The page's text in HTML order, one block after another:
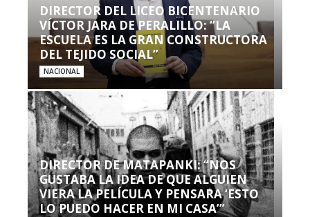
DIRECTOR DEL LICEO BICENTENARIO
VÍCTOR JARA DE PERALILLO: “LA
ESCUELA ES LA GRAN CONSTRUCTORA
DEL TEJIDO SOCIAL”
NACIONAL
DIRECTOR DE MATAPANKI: “NOS
GUSTABA LA IDEA DE QUE ALGUIEN
VIERA LA PELÍCULA Y PENSARA ‘ESTO
LO PUEDO HACER EN MI CASA’”